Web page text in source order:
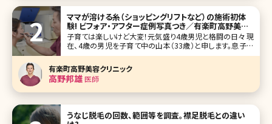
ママが溶ける糸（ショッピングリフトなど）の施術初体
験! ビフォア・アフター症例写真つき／有楽町高野美容
クリニック
子育ては楽しいけど大変！元気盛り4歳男児と格闘の日々 現
在、4歳の男児を子育て中の山本（33歳）と申します。息子は
今年4月から幼稚園に通う活発な男の子です。息子が幼稚園
に通っている間、広告関係のパートタイマーとして勤務して
います。 今まで息子と外出する時は家を出るまでが戦いの毎
日でした
有楽町高野美容クリニック
高野邦雄医師
うなじ脱毛の回数、範囲等を調査。襟足脱毛との違い